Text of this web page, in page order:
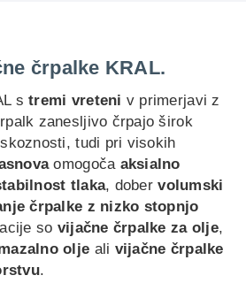
črpalke KRAL.
stremi vreteni v primerjavi z
zanesljivo črpajo širok
tudi pri visokih
omogoča aksialno
tlaka, dobervolumski
črpalke z nizko stopnjo
so vijačne črpalke za olje,
olje ali vijačne črpalke
.